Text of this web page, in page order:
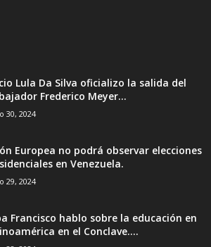
Lula Da Silva oficializo la salida del
Frederico Meyer...
30, 2024
Europea no podrá observar elecciones
en Venezuela.
29, 2024
Francisco hablo sobre la educación en
en el Conclave....